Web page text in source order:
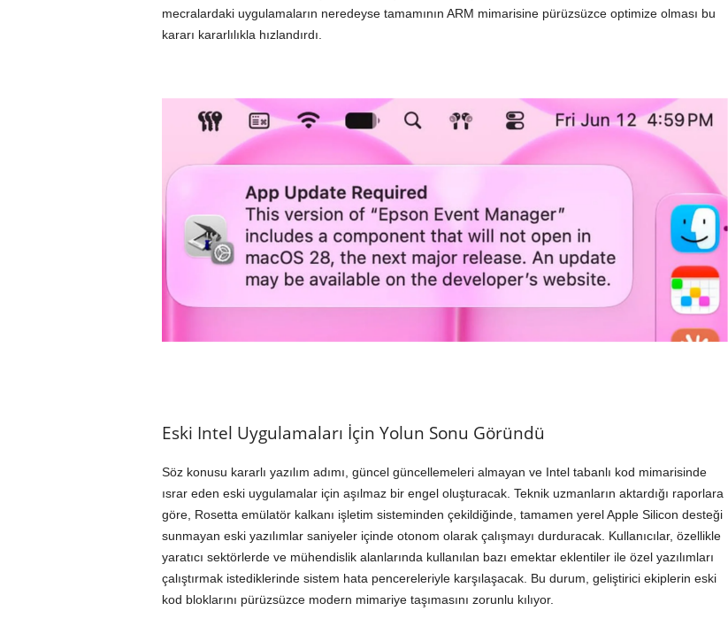
mecralardaki uygulamaların neredeyse tamamının ARM mimarisine pürüzsüzce optimize olması bu
kararı kararlılıkla hızlandırdı.
Eski Intel Uygulamaları İçin Yolun Sonu Göründü
Söz konusu kararlı yazılım adımı, güncel güncellemeleri almayan ve Intel tabanlı kod mimarisinde
ısrar eden eski uygulamalar için aşılmaz bir engel oluşturacak. Teknik uzmanların aktardığı raporlara
göre, Rosetta emülatör kalkanı işletim sisteminden çekildiğinde, tamamen yerel Apple Silicon desteği
sunmayan eski yazılımlar saniyeler içinde otonom olarak çalışmayı durduracak. Kullanıcılar, özellikle
yaratıcı sektörlerde ve mühendislik alanlarında kullanılan bazı emektar eklentiler ile özel yazılımları
çalıştırmak istediklerinde sistem hata pencereleriyle karşılaşacak. Bu durum, geliştirici ekiplerin eski
kod bloklarını pürüzsüzce modern mimariye taşımasını zorunlu kılıyor.